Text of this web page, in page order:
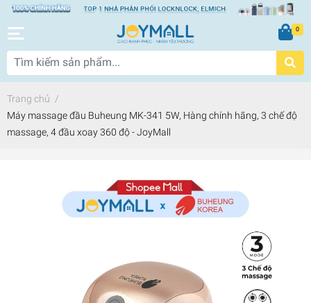
0
Trang chủ /
Máy massage đầu Buheung MK-341 5W, Hàng chính hãng, 3 chế độ
massage, 4 đầu xoay 360 độ - JoyMall